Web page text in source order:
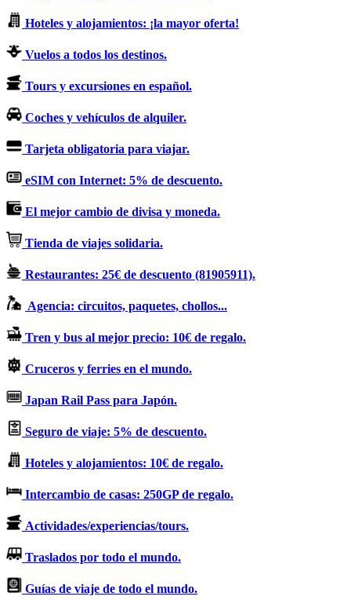
Hoteles y alojamientos: ¡la mayor oferta!
Vuelos a todos los destinos.
Tours y excursiones en español.
Coches y vehículos de alquiler.
Tarjeta obligatoria para viajar.
eSIM con Internet: 5% de descuento.
El mejor cambio de divisa y moneda.
Tienda de viajes solidaria.
Restaurantes: 25€ de descuento (81905911).
Agencia: circuitos, paquetes, chollos...
Tren y bus al mejor precio: 10€ de regalo.
Cruceros y ferries en el mundo.
Japan Rail Pass para Japón.
Seguro de viaje: 5% de descuento.
Hoteles y alojamientos: 10€ de regalo.
Intercambio de casas: 250GP de regalo.
Actividades/experiencias/tours.
Traslados por todo el mundo.
Guías de viaje de todo el mundo.